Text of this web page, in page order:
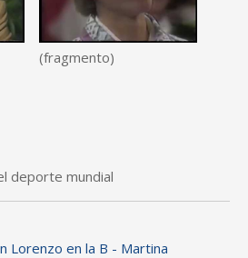
(fragmento)
deporte mundial
Lorenzo en la B - Martina